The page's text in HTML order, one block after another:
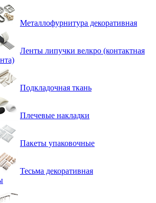
Металлофурнитура декоративная
Ленты липучки велкро (контактная
Подкладочная ткань
Плечевые накладки
Пакеты упаковочные
Тесьма декоративная